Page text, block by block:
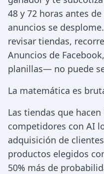
48 y 72 horas antes
anuncios se
revisar tiendas,
Anuncios de
planillas— no puede
La matemática es
Las tiendas que
competidores con AI
adquisición de
productos elegidos
50% más de